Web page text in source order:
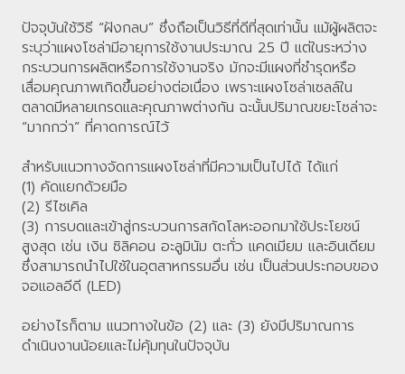
ปัจจุบันใช้วิธี “ฝังกลบ” ซึ่งถือเป็นวิธีที่ดีที่สุดเท่านั้น แม้ผู้ผลิตจะ
ระบุว่าแผงโซล่ามีอายุการใช้งานประมาณ 25 ปี แต่ในระหว่าง
กระบวนการผลิตหรือการใช้งานจริง มักจะมีแผงที่ชำรุดหรือ
เสื่อมคุณภาพเกิดขึ้นอย่างต่อเนื่อง เพราะแผงโซล่าเซลล์ใน
ตลาดมีหลายเกรดและคุณภาพต่างกัน ฉะนั้นปริมาณขยะโซล่าจะ
“มากกว่า” ที่คาดการณ์ไว้
สำหรับแนวทางจัดการแผงโซล่าที่มีความเป็นไปได้ ได้แก่
(1) คัดแยกด้วยมือ
(2) รีไซเคิล
(3) การบดและเข้าสู่กระบวนการสกัดโลหะออกมาใช้ประโยชน์
สูงสุด เช่น เงิน ซิลิคอน อะลูมินัม ตะกั่ว แคดเมียม และอินเดียม
ซึ่งสามารถนำไปใช้ในอุตสาหกรรมอื่น เช่น เป็นส่วนประกอบของ
จอแอลอีดี (LED)
อย่างไรก็ตาม แนวทางในข้อ (2) และ (3) ยังมีปริมาณการ
ดำเนินงานน้อยและไม่คุ้มทุนในปัจจุบัน